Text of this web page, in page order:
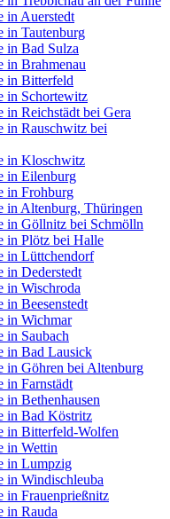
in Auerstedt
in Tautenburg
in Bad Sulza
in Brahmenau
in Bitterfeld
in Schortewitz
in Reichstädt bei Gera
in Rauschwitz bei
in Kloschwitz
in Eilenburg
in Frohburg
in Altenburg, Thüringen
in Göllnitz bei Schmölln
in Plötz bei Halle
in Lüttchendorf
in Dederstedt
in Wischroda
in Beesenstedt
in Wichmar
in Saubach
in Bad Lausick
in Göhren bei Altenburg
in Farnstädt
in Bethenhausen
in Bad Köstritz
in Bitterfeld-Wolfen
in Wettin
in Lumpzig
in Windischleuba
in Frauenprießnitz
in Rauda